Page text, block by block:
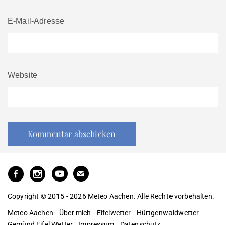
E-Mail-Adresse
Website
Copyright © 2015 - 2026 Meteo Aachen. Alle Rechte vorbehalten.
Meteo Aachen Über mich Eifelwetter
Hürtgenwaldwetter